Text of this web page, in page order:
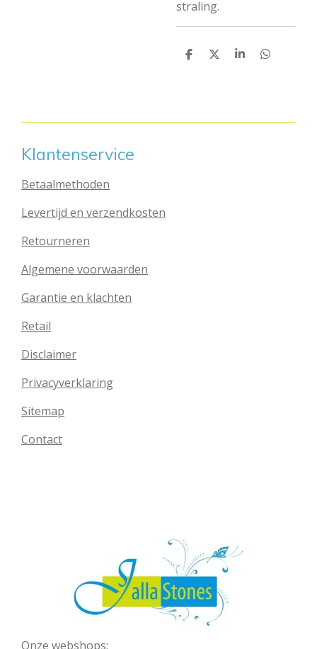
straling.
D
D
S
D
Klantenservice
Betaalmethoden
Levertijd en verzendkosten
Retourneren
Algemene voorwaarden
Garantie en klachten
Retail
Disclaimer
Privacyverklaring
Sitemap
Contact
Onze webshops: